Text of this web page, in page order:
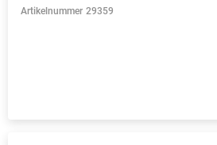
Artikelnummer 29359